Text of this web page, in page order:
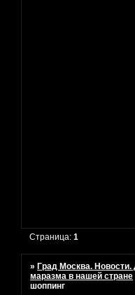
Страница:1
»Град Москва.
маразма в нашей стране
шоппинг